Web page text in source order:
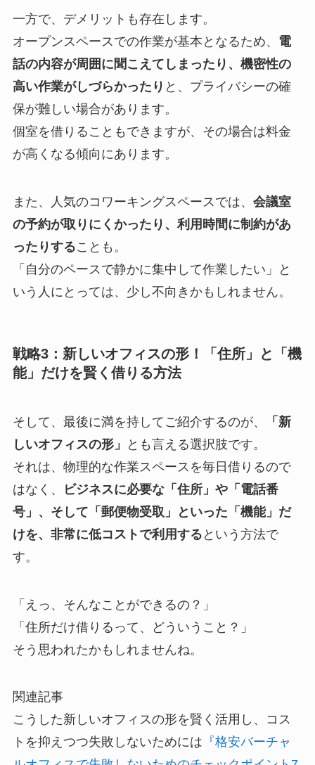
一方で、デメリットも存在します。
オープンスペースでの作業が基本となるため、 電
話の内容が周囲に聞こえてしまったり、機密性の
高い作業がしづらかったり と、プライバシーの確
保が難しい場合があります。
個室を借りることもできますが、その場合は料金
が高くなる傾向にあります。
また、人気のコワーキングスペースでは、 会議室
の予約が取りにくかったり、利用時間に制約があ
ったりすることも。
「自分のペースで静かに集中して作業したい」と
いう人にとっては、少し不向きかもしれません。
戦略3：新しいオフィスの形！「住所」と「機
能」だけを賢く借りる方法
そして、最後に満を持してご紹介するのが、
「新
しいオフィスの形」
とも言える選択肢です。
それは、物理的な作業スペースを毎日借りるので
はなく、
ビジネスに必要な「住所」や「電話番
号」、そして「郵便物受取」といった「機能」だ
けを、非常に低コストで利用する という方法で
す。
「えっ、そんなことができるの？」
「住所だけ借りるって、どういうこと？」
そう思われたかもしれませんね。
関連記事
こうした新しいオフィスの形を賢く活用し、コス
トを抑えつつ失敗しないためには 『格安バーチャ